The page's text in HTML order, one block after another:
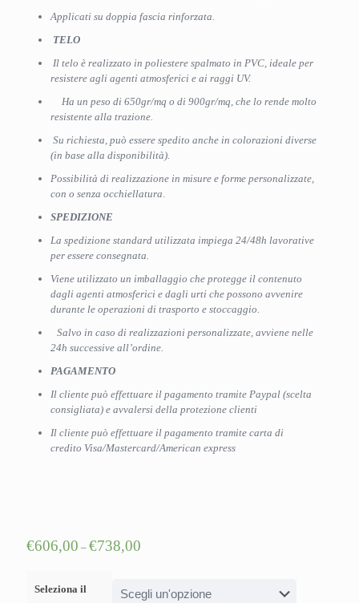
Applicati su doppia fascia rinforzata.
TELO
Il telo è realizzato in poliestere spalmato in PVC, ideale per
resistere agli agenti atmosferici e ai raggi UV.
Ha un peso di 650gr/mq o di 900gr/mq, che lo rende molto
resistente alla trazione.
Su richiesta, può essere spedito anche in colorazioni diverse
(in base alla disponibilità).
Possibilità di realizzazione in misure e forme personalizzate,
con o senza occhiellatura.
SPEDIZIONE
La spedizione standard utilizzata impiega 24/48h lavorative
per essere consegnata.
Viene utilizzato un imballaggio che protegge il contenuto
dagli agenti atmosferici e dagli urti che possono avvenire
durante le operazioni di trasporto e stoccaggio.
Salvo in caso di realizzazioni personalizzate, avviene nelle
24h successive all’ordine.
PAGAMENTO
Il cliente può effettuare il pagamento tramite Paypal (scelta
consigliata) e avvalersi della protezione clienti
Il cliente può effettuare il pagamento tramite carta di
credito Visa/Mastercard/American express
€606,00 – €738,00
Seleziona il